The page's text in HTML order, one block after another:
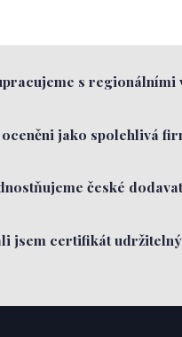
s regionálními
oceněni jako spolehlivá
české
jsem certifikát